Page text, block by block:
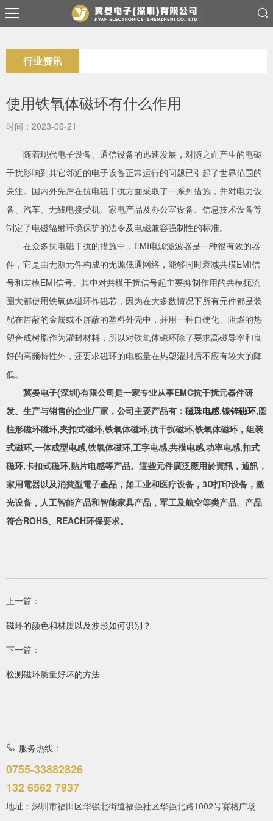
行业资讯
使用铁氧体磁环有什么作用
时间：2023-06-21
随着现代电子设备、通信设备的迅速发展，对随之而产生的电磁
干扰影响到其它邻近的电子设备正常运行的问题已引起了世界范围的
关注。国内外先后在抗电磁干扰方面采取了一系列措施，并对电力设
备、汽车、无线电接受机、家电产品及办公室设备、信息技术设备等
制定了电磁辐射环境保护的法令及电磁兼容强制性的标准。
在众多抗电磁干扰的措施中，EMI电源滤波器是一种很有效的器
件，它是由无源元件构成的无源低通网络，能够同时衰减共模EMI信
号和差模EMI信号。其中对共模干扰信号起主要抑制作用的共模扼流
圈大都使用铁氧体磁环作磁芯，因为在大多数情况下所有元件都是装
配在屏蔽的金属或不屏蔽的塑料外壳中，并用一种自硬化、阻燃的热
塑合成树脂作为灌封材料，所以对铁氧体磁环除了要求高磁导率和良
好的高频特性外，还要求磁环的电感量在热塑灌封后不应有较大的降
低。
冀晏电子(深圳)有限公司是一家专业从事EMC抗干扰元器件研
发、生产与销售的企业厂家，公司主要产品有： 磁珠电感,镍锌磁环,圆
柱形磁环磁环,夹扣式磁环,铁氧体磁环,抗干扰磁环,铁氧体磁环，组装
式磁环,一体成型电感,铁氧体磁环,工字电感,共模电感,功率电感,扣式
磁环,卡扣式磁环,贴片电感等产品。這些元件廣泛應用於資訊，通訊，
家用電器以及消費型電子產品，如工业和医疗设备，3D打印设备，激
光设备，人工智能产品和智能家具产品，军工及航空等类产品。产品
符合ROHS、REACH环保要求。
上一篇：
磁环的颜色和材质以及波形如何识别？
下一篇：
检测磁环质量好坏的方法
服务热线：
0755-33882826
132 6562 7937
地址：深圳市福田区华强北街道福强社区华强北路1002号赛格广场